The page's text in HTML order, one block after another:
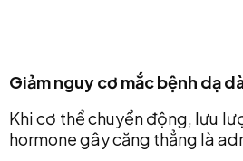
Giảm nguy cơ mắc bệnh dạ
Khi cơ thể chuyển động, lưu
hormone gây căng thẳng là